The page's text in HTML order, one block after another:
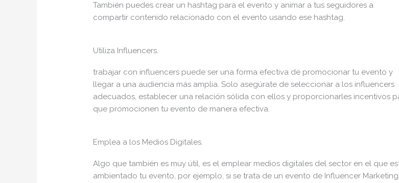
También puedes crear un hashtag para el evento y animar a tus seguidores a
compartir contenido relacionado con el evento usando ese hashtag.
Utiliza Influencers.
trabajar con influencers puede ser una forma efectiva de promocionar tu evento y
llegar a una audiencia más amplia. Solo asegúrate de seleccionar a los influencers
adecuados, establecer una relación sólida con ellos y proporcionarles incentivos
que promocionen tu evento de manera efectiva.
Emplea a los Medios Digitales.
Algo que también es muy útil, es el emplear medios digitales del sector en el que
ambientado tu evento, por ejemplo, si se trata de un evento de Influencer Marketing,